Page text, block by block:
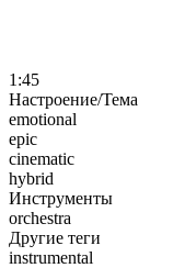
1:45
Настроение/Тема
emotional
epic
cinematic
hybrid
Инструменты
orchestra
Другие теги
instrumental